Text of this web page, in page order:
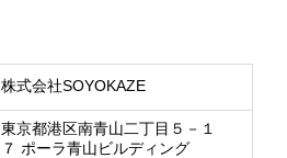
株式会社SOYOKAZE
東京都港区南青山二丁目５－１
７ ポーラ青山ビルディング